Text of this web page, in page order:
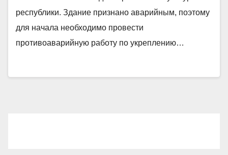
республики. Здание признано аварийным, поэтому
для начала необходимо провести
противоаварийную работу по укреплению…